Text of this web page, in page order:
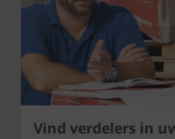
Vind verdelers in